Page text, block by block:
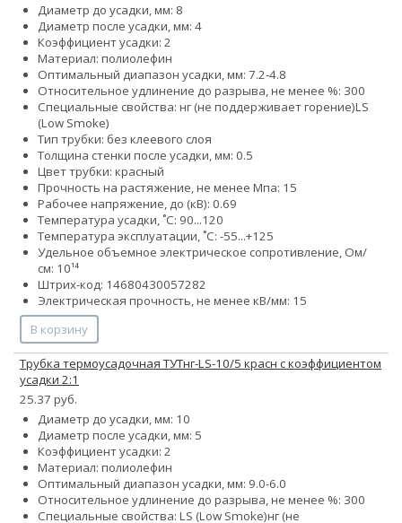
Диаметр до усадки, мм: 8
Диаметр после усадки, мм: 4
Коэффициент усадки: 2
Материал: полиолефин
Оптимальный диапазон усадки, мм: 7.2-4.8
Относительное удлинение до разрыва, не менее %: 300
Специальные свойства: нг (не поддерживает горение)LS
(Low Smoke)
Тип трубки: без клеевого слоя
Толщина стенки после усадки, мм: 0.5
Цвет трубки: красный
Прочность на растяжение, не менее Мпа: 15
Рабочее напряжение, до (кВ): 0.69
Температура усадки, ˚С: 90...120
Температура эксплуатации, ˚С: -55...+125
Удельное объемное электрическое сопротивление, Ом/
см: 10¹⁴
Штрих-код: 14680430057282
Электрическая прочность, не менее кВ/мм: 15
В корзину
Трубка термоусадочная ТУТнг-LS-10/5 красн с коэффициентом
усадки 2:1
25.37 руб.
Диаметр до усадки, мм: 10
Диаметр после усадки, мм: 5
Коэффициент усадки: 2
Материал: полиолефин
Оптимальный диапазон усадки, мм: 9.0-6.0
Относительное удлинение до разрыва, не менее %: 300
Специальные свойства: LS (Low Smoke)нг (не